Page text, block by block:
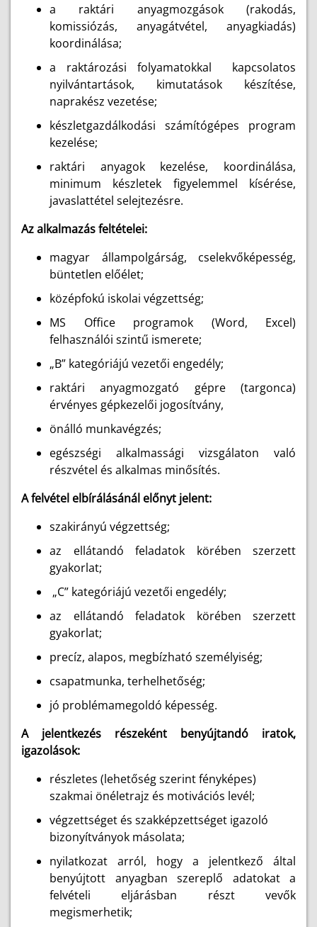
a raktári anyagmozgások (rakodás,
komissiózás, anyagátvétel, anyagkiadás)
koordinálása;
a raktározási folyamatokkal kapcsolatos
nyilvántartások, kimutatások készítése,
naprakész vezetése;
készletgazdálkodási számítógépes program
kezelése;
raktári anyagok kezelése, koordinálása,
minimum készletek figyelemmel kísérése,
javaslattétel selejtezésre.
Az alkalmazás feltételei:
magyar állampolgárság, cselekvőképesség,
büntetlen előélet;
középfokú iskolai végzettség;
MS Office programok (Word, Excel)
felhasználói szintű ismerete;
„B” kategóriájú vezetői engedély;
raktári anyagmozgató gépre (targonca)
érvényes gépkezelői jogosítvány,
önálló munkavégzés;
egészségi alkalmassági vizsgálaton való
részvétel és alkalmas minősítés.
A felvétel elbírálásánál előnyt jelent:
szakirányú végzettség;
az ellátandó feladatok körében szerzett
gyakorlat;
„C” kategóriájú vezetői engedély;
az ellátandó feladatok körében szerzett
gyakorlat;
precíz, alapos, megbízható személyiség;
csapatmunka, terhelhetőség;
jó problémamegoldó képesség.
A jelentkezés részeként benyújtandó iratok,
igazolások:
részletes (lehetőség szerint fényképes)
szakmai önéletrajz és motivációs levél;
végzettséget és szakképzettséget igazoló
bizonyítványok másolata;
nyilatkozat arról, hogy a jelentkező által
benyújtott anyagban szereplő adatokat a
felvételi eljárásban részt vevők
megismerhetik;